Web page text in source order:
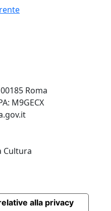
Roma
M9GECX
Cultura
alla privacy